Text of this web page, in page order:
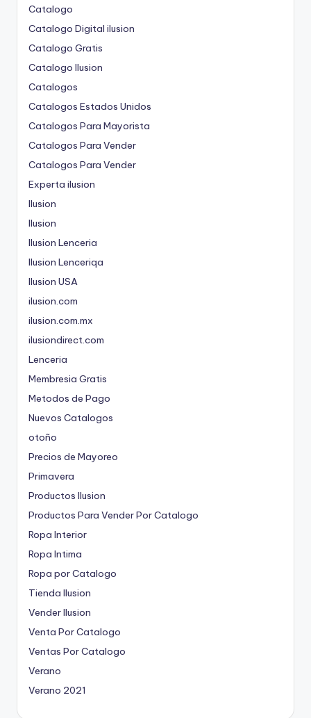
Catalogo
Catalogo Digital ilusion
Catalogo Gratis
Catalogo Ilusion
Catalogos
Catalogos Estados Unidos
Catalogos Para Mayorista
Catalogos Para Vender
Catalogos Para Vender
Experta ilusion
Ilusion
Ilusion
Ilusion Lenceria
Ilusion Lenceriqa
Ilusion USA
ilusion.com
ilusion.com.mx
ilusiondirect.com
Lenceria
Membresia Gratis
Metodos de Pago
Nuevos Catalogos
otoño
Precios de Mayoreo
Primavera
Productos Ilusion
Productos Para Vender Por Catalogo
Ropa Interior
Ropa Intima
Ropa por Catalogo
Tienda Ilusion
Vender Ilusion
Venta Por Catalogo
Ventas Por Catalogo
Verano
Verano 2021